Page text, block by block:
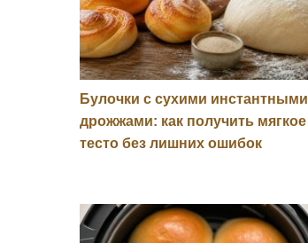
Булочки с сухими инстантными
дрожжами: как получить мягкое
тесто без лишних ошибок